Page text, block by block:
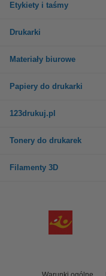
Etykiety i taśmy
Drukarki
Materiały biurowe
Papiery do drukarki
123drukuj.pl
Tonery do drukarek
Filamenty 3D